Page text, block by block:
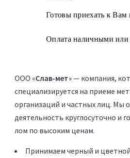
Готовы приехать к Вам
Оплата наличными или
ООО «Слав-мет» — компания,
специализируется на приеме
организаций и частных лиц. Мы
деятельность круглосуточно и
лом по высоким ценам.
Принимаем черный и